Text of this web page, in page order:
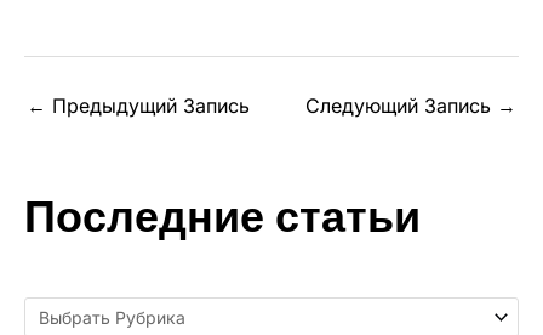
Последние статьи
← Предыдущий Запись Следующий Запись →